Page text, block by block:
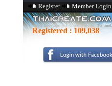
Register Member Login
Registered : 109,038